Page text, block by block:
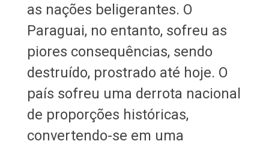
as nações beligerantes. O
Paraguai, no entanto, sofreu as
piores consequências, sendo
destruído, prostrado até hoje. O
país sofreu uma derrota nacional
de proporções históricas,
convertendo-se em uma